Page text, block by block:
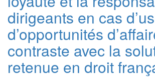
dirigeants en cas
d’opportunités
contraste avec la
retenue en droit